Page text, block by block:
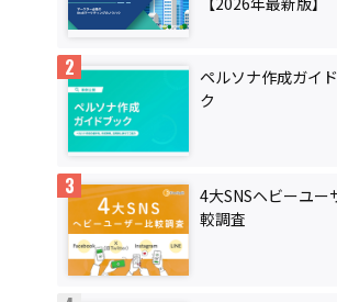
ペルソナ作成ガイ
ク
4大SNSヘビーユー
較調査